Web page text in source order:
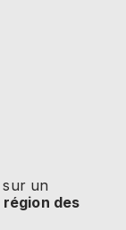
un
région des